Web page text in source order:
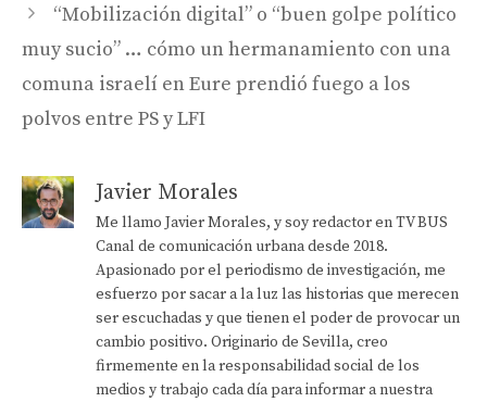
“Mobilización digital” o “buen golpe político
muy sucio” … cómo un hermanamiento con una
comuna israelí en Eure prendió fuego a los
polvos entre PS y LFI
Javier Morales
Me llamo Javier Morales, y soy redactor en TV BUS
Canal de comunicación urbana desde 2018.
Apasionado por el periodismo de investigación, me
esfuerzo por sacar a la luz las historias que merecen
ser escuchadas y que tienen el poder de provocar un
cambio positivo. Originario de Sevilla, creo
firmemente en la responsabilidad social de los
medios y trabajo cada día para informar a nuestra